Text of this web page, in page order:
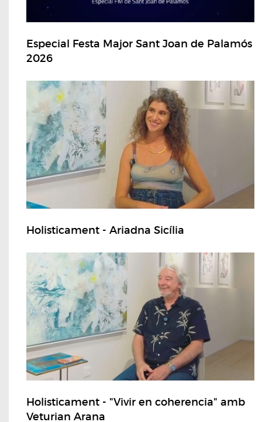
Especial Festa Major Sant Joan de Palamós
2026
Holisticament - Ariadna Sicília
Holisticament - "Vivir en coherencia" amb
Veturian Arana